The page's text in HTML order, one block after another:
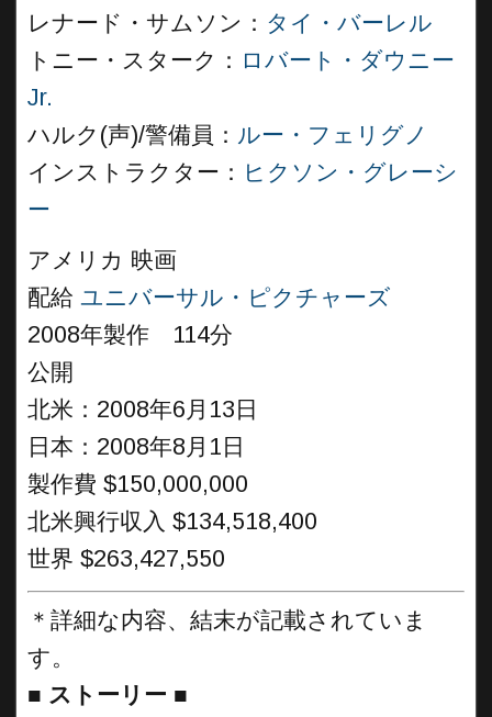
レナード・サムソン： タイ・バーレル
トニー・スターク： ロバート・ダウニー
Jr.
ハルク(声)/警備員： ルー・フェリグノ
インストラクター： ヒクソン・グレーシ
ー
アメリカ 映画
配給 ユニバーサル・ピクチャーズ
2008年製作 114分
公開
北米：2008年6月13日
日本：2008年8月1日
製作費 $150,000,000
北米興行収入 $134,518,400
世界 $263,427,550
＊詳細な内容、結末が記載されていま
す。
■ ストーリー ■